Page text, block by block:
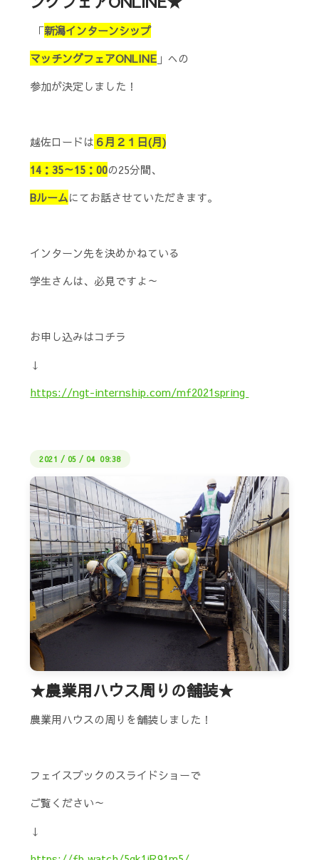
「新潟インターンシップ
マッチングフェアONLINE 」への
参加が決定しました！
越佐ロードは ６月２１日(月)
14：35～15：00の25分間、
Bルームにてお話させていただきます。
インターン先を決めかねている
学生さんは、必見ですよ～
お申し込みはコチラ
↓
https://ngt-internship.com/mf2021spring
2021 / 05 / 04 09:38
★農業用ハウス周りの舗装★
農業用ハウスの周りを舗装しました！
フェイスブックのスライドショーで
ご覧ください～
↓